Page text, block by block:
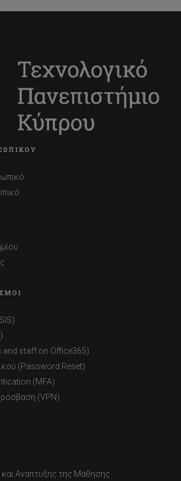
and staff on Office365)
(Password Reset)
(MFA)
(VPN)
και Ανάπτυξης της Μάθησης